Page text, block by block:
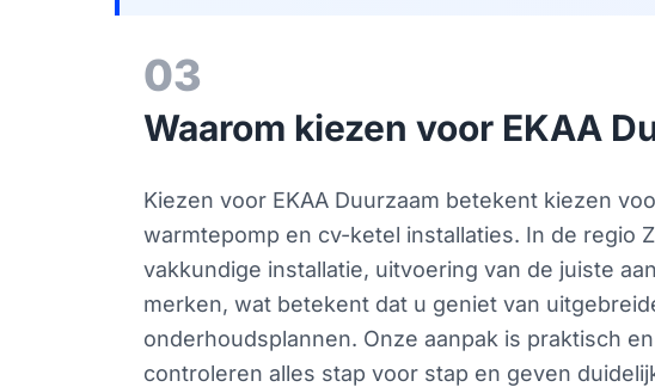
03
Waarom kiezen voor EKAA
Kiezen voor EKAA Duurzaam betekent kiezen
warmtepomp en cv-ketel installaties. In de regio
vakkundige installatie, uitvoering van de juiste
merken, wat betekent dat u geniet van
onderhoudsplannen. Onze aanpak is praktisch
controleren alles stap voor stap en geven